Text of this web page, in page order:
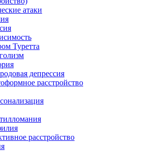
атаки
Туретта
депрессия
расстройство
расстройство